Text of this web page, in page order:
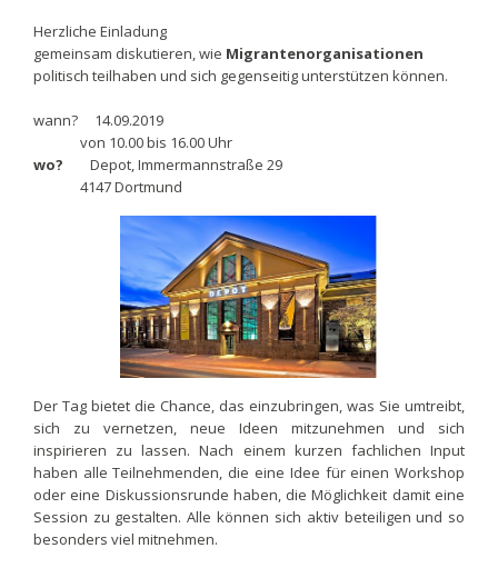
Herzliche Einladung
gemeinsam diskutieren, wie Migrantenorganisationen
politisch teilhaben und sich gegenseitig unterstützen können.
wann?
14.09.2019
von 10.00 bis 16.00 Uhr
wo? Depot, Immermannstraße 29
4147 Dortmund
Der Tag bietet die Chance, das einzubringen, was Sie umtreibt,
sich zu vernetzen, neue Ideen mitzunehmen und sich
inspirieren zu lassen. Nach einem kurzen fachlichen Input
haben alle Teilnehmenden, die eine Idee für einen Workshop
oder eine Diskussionsrunde haben, die Möglichkeit damit eine
Session zu gestalten. Alle können sich aktiv beteiligen und so
besonders viel mitnehmen.